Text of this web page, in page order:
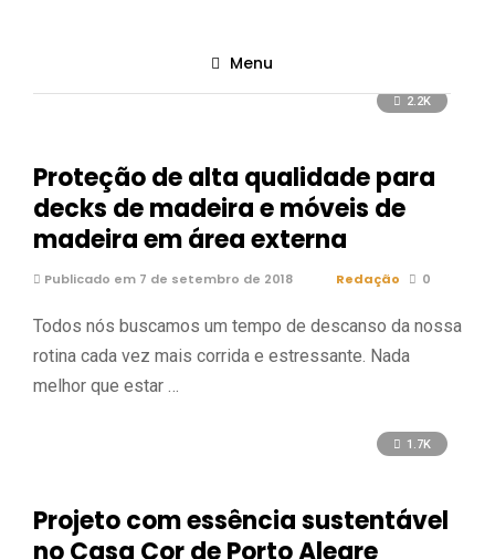
Menu
2.2K
Proteção de alta qualidade para
decks de madeira e móveis de
madeira em área externa
Publicado em 7 de setembro de 2018 Redação 0
Todos nós buscamos um tempo de descanso da nossa
rotina cada vez mais corrida e estressante. Nada
melhor que estar …
1.7K
Projeto com essência sustentável
no Casa Cor de Porto Alegre